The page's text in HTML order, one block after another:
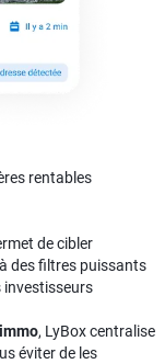
rentables
de cibler
des filtres puissants
investisseurs
, LyBox centralise
éviter de les